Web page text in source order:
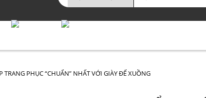
TRANG PHỤC “CHUẨN” NHẤT VỚI GIÀY ĐẾ XUỒNG